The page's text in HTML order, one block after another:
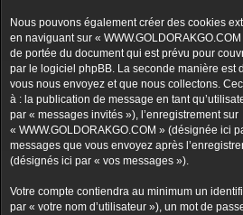
Nous pouvons également créer des cookies
en naviguant sur «
de portée du document qui est prévu pour
par le logiciel phpBB. La seconde manière est
vous nous envoyez et que nous collectons.
à : la publication de message en tant
par « messages invités »), l’enregistrement sur
« WWW.GOLDORAKGO.COM » (désignée ici
messages que vous envoyez après
(désignés ici par « vos messages »).
Votre compte contiendra au minimum un
par « votre nom d’utilisateur »), un mot de